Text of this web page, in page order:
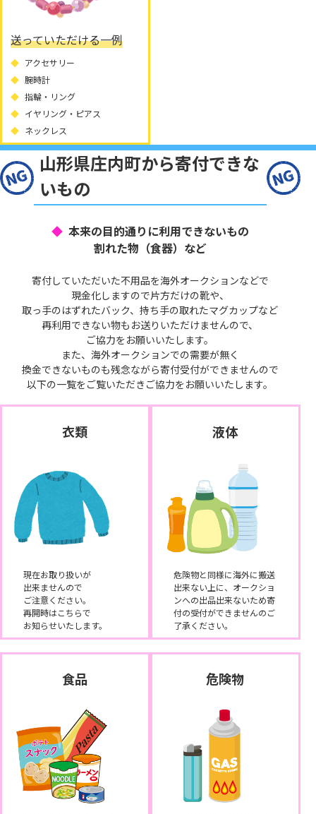
送っていただける一例
アクセサリー
腕時計
指輪・リング
イヤリング・ピアス
ネックレス
山形県庄内町から寄付できな
いもの
本来の目的通りに利用できないもの
割れた物（食器）など
寄付していただいた不用品を海外オークションなどで
現金化しますので片方だけの靴や、
取っ手のはずれたバック、持ち手の取れたマグカップなど
再利用できない物もお送りいただけませんので、
ご協力をお願いいたします。
また、海外オークションでの需要が無く
換金できないものも残念ながら寄付受付ができませんので
以下の一覧をご覧いただきご協力をお願いいたします。
衣類
現在お取り扱いが
出来ませんので
ご注意ください。
再開時はこちらで
お知らせいたします。
液体
危険物と同様に海外に搬送
出来ない上に、オークショ
ンへの出品出来ないため寄
付の受付ができませんのご
了承ください。
食品 危険物